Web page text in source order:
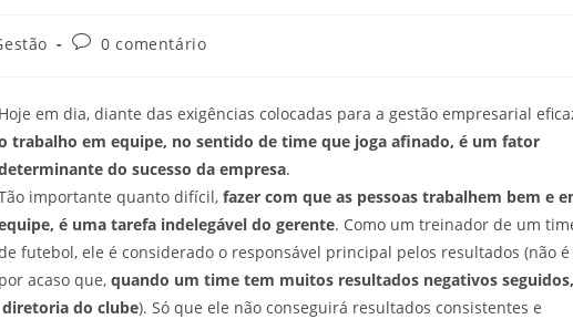
0 comentário
Hoje em dia, diante das exigências colocadas para a gestão empresarial
trabalho em equipe, no sentido de time que joga afinado, é um fator
do sucesso da empresa.
importante quanto difícil, fazer com que as pessoas trabalhem bem e
é uma tarefa indelegável do gerente. Como um treinador de um
futebol, ele é considerado o responsável principal pelos resultados (não é
por acaso que, quando um time tem muitos resultados negativos seguidos,
do clube). Só que ele não conseguirá resultados consistentes e